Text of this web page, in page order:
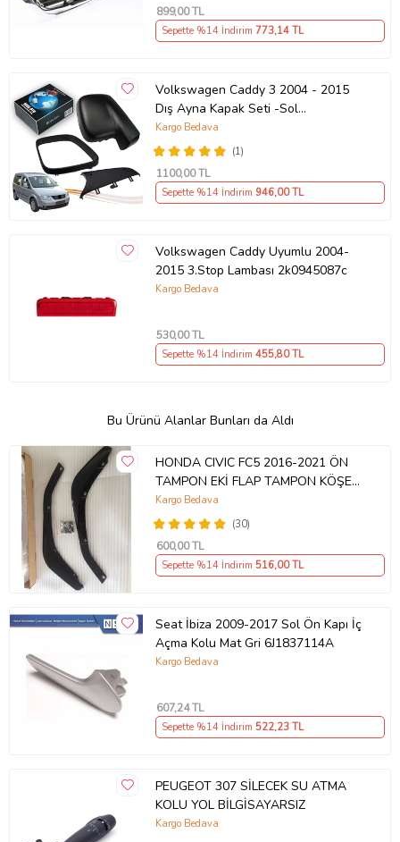
899,00 TL
Sepette %14 İndirim 773,14 TL
Volkswagen Caddy 3 2004 - 2015
Dış Ayna Kapak Seti -Sol
7E18575289 B9
(1)
Kargo Bedava
1100,00 TL
Sepette %14 İndirim 946,00 TL
Volkswagen Caddy Uyumlu 2004-
2015 3.Stop Lambası 2k0945087c
Kargo Bedava
530,00 TL
Sepette %14 İndirim 455,80 TL
Bu Ürünü Alanlar Bunları da Aldı
HONDA CIVIC FC5 2016-2021 ÖN
TAMPON EKİ FLAP TAMPON KÖŞESİ
TAKIM SAĞ SOL KAMPANYA ŞOKK
FİYAT OEM
(30)
Kargo Bedava
600,00 TL
Sepette %14 İndirim 516,00 TL
Seat İbiza 2009-2017 Sol Ön Kapı İç
Açma Kolu Mat Gri 6J1837114A
Kargo Bedava
607,24 TL
Sepette %14 İndirim 522,23 TL
PEUGEOT 307 SİLECEK SU ATMA
KOLU YOL BİLGİSAYARSIZ
Kargo Bedava